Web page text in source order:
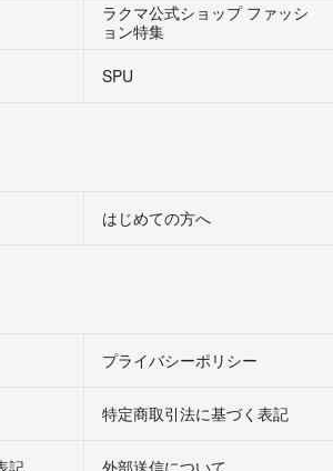
ラクマ公式ショップ ファッシ
ョン特集
SPU
はじめての方へ
プライバシーポリシー
特定商取引法に基づく表記